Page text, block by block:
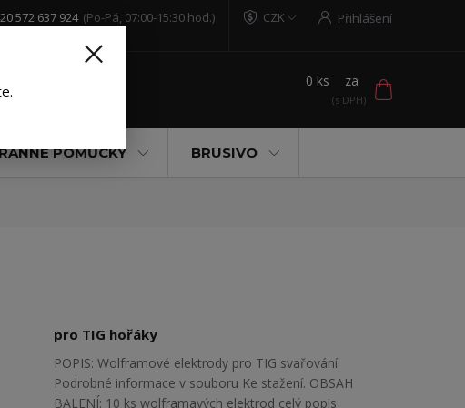
CZK Přihlášení
572 637 924 (Po-Pá, 07:00-15:30 hod.)
0 ks za
POMŮCKY BRUSIVO
pro TIG hořáky
POPIS: Wolframové elektrody pro TIG svařování.
Podrobné informace v souboru Ke stažení. OBSAH
BALENÍ: 10 ks wolframavých elektrod celý popis